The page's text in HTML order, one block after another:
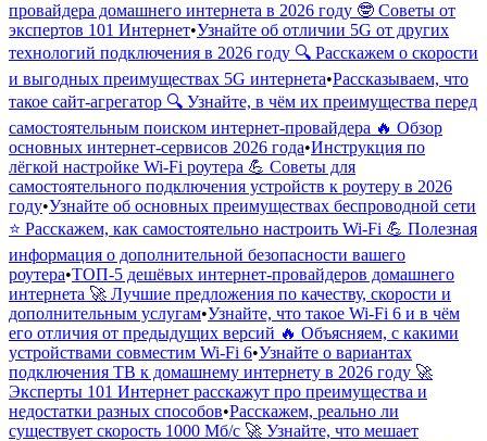
провайдера домашнего интернета в 2026 году 🤓 Советы от
экспертов 101 Интернет•Узнайте об отличии 5G от других
технологий подключения в 2026 году 🔍 Расскажем о скорости
и выгодных преимуществах 5G интернета•Рассказываем, что
такое сайт-агрегатор 🔍 Узнайте, в чём их преимущества перед
самостоятельным поиском интернет-провайдера 🔥 Обзор
основных интернет-сервисов 2026 года•Инструкция по
лёгкой настройке Wi-Fi роутера 💪 Советы для
самостоятельного подключения устройств к роутеру в 2026
году•Узнайте об основных преимуществах беспроводной сети
⭐️ Расскажем, как самостоятельно настроить Wi-Fi 💪 Полезная
информация о дополнительной безопасности вашего
роутера•ТОП-5 дешёвых интернет-провайдеров домашнего
интернета 🚀 Лучшие предложения по качеству, скорости и
дополнительным услугам•Узнайте, что такое Wi-Fi 6 и в чём
его отличия от предыдущих версий 🔥 Объясняем, с какими
устройствами совместим Wi-Fi 6•Узнайте о вариантах
подключения ТВ к домашнему интернету в 2026 году 🚀
Эксперты 101 Интернет расскажут про преимущества и
недостатки разных способов•Расскажем, реально ли
существует скорость 1000 Мб/с 🚀 Узнайте, что мешает